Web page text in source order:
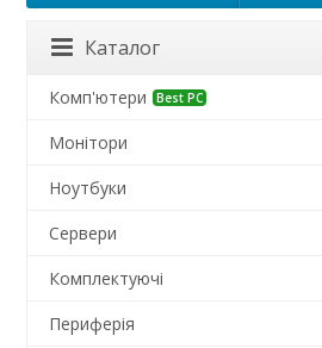
Каталог
Комп'ютери Best PC
Монітори
Ноутбуки
Сервери
Комплектуючі
Периферія